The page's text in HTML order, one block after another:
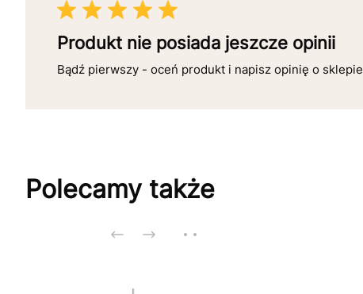
Produkt nie posiada jeszcze opinii
Bądź pierwszy - oceń produkt i napisz opinię o sklepie
Polecamy także